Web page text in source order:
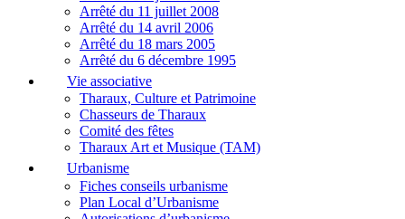
Arrêté du 11 juillet 2008
Arrêté du 14 avril 2006
Arrêté du 18 mars 2005
Arrêté du 6 décembre 1995
Vie associative
Tharaux, Culture et Patrimoine
Chasseurs de Tharaux
Comité des fêtes
Tharaux Art et Musique (TAM)
Urbanisme
Fiches conseils urbanisme
Plan Local d’Urbanisme